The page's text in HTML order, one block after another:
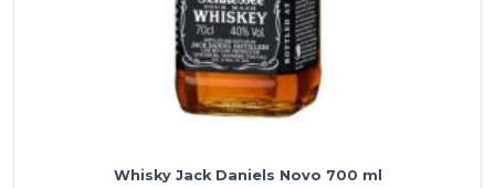
Whisky Jack Daniels Novo 700 ml